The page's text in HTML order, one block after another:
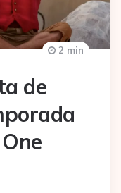
de
2 min